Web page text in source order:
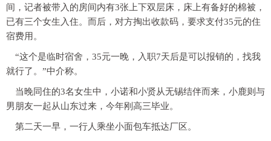
间，记者被带入的房间内有3张上下双层床，床上有备好的棉被，
已有三个女生入住。而后，对方掏出收款码，要求支付35元的住
宿费用。
“这个是临时宿舍，35元一晚，入职7天后是可以报销的，找我
就行了。”中介称。
当晚同住的3名女生中，小诺和小贤从无锡结伴而来，小鹿则与
男朋友一起从山东过来，今年刚高三毕业。
第二天一早，一行人乘坐小面包车抵达厂区。